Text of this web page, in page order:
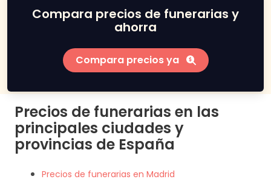
Compara precios de funerarias y
ahorra
Compara precios ya
Precios de funerarias en las
principales ciudades y
provincias de España
Precios de funerarias en Madrid